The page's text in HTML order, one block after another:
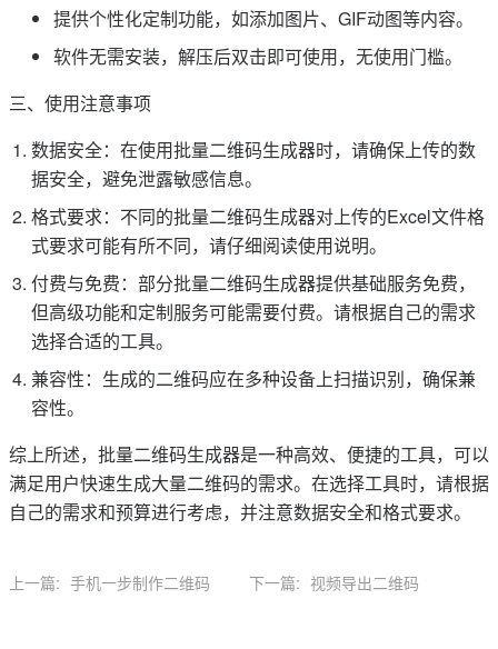
提供个性化定制功能，如添加图片、GIF动图等内容。
软件无需安装，解压后双击即可使用，无使用门槛。
三、使用注意事项
数据安全：在使用批量二维码生成器时，请确保上传的数
据安全，避免泄露敏感信息。
格式要求：不同的批量二维码生成器对上传的Excel文件格
式要求可能有所不同，请仔细阅读使用说明。
付费与免费：部分批量二维码生成器提供基础服务免费，
但高级功能和定制服务可能需要付费。请根据自己的需求
选择合适的工具。
兼容性：生成的二维码应在多种设备上扫描识别，确保兼
容性。
综上所述，批量二维码生成器是一种高效、便捷的工具，可以
满足用户快速生成大量二维码的需求。在选择工具时，请根据
自己的需求和预算进行考虑，并注意数据安全和格式要求。
上一篇: 手机一步制作二维码 下一篇: 视频导出二维码